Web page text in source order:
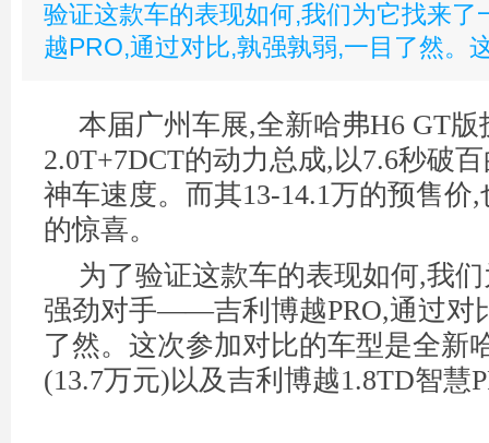
验证这款车的表现如何,我们为它找来了
越PRO,通过对比,孰强孰弱,一目了然。
本届广州车展,全新哈弗H6 GT
2.0T+7DCT的动力总成,以7.6秒破
神车速度。而其13-14.1万的预售价
的惊喜。
为了验证这款车的表现如何,我
强劲对手——吉利博越PRO,通过对
了然。这次参加对比的车型是全新
(13.7万元)以及吉利博越1.8TD智慧